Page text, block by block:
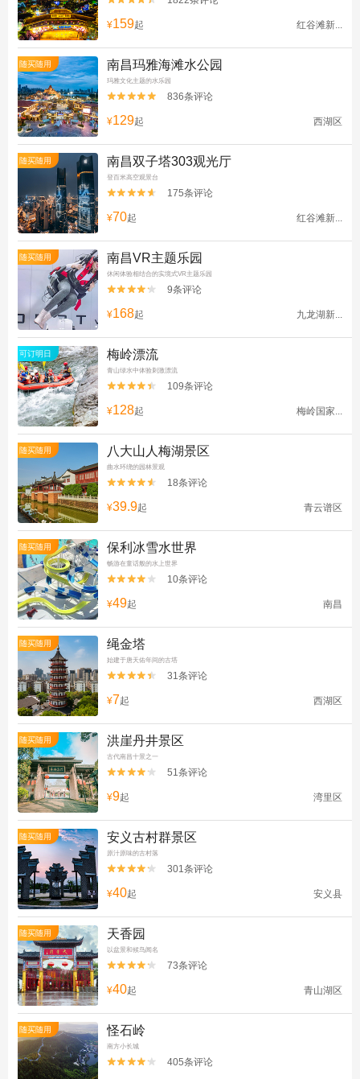
¥159起 红谷滩新...
随买随用 南昌玛雅海滩水公园
玛雅文化主题的水乐园

 836条评论
¥129起 西湖区
随买随用 南昌双子塔303观光厅
登百米高空观景台

 175条评论
¥70起 红谷滩新...
随买随用 南昌VR主题乐园
休闲体验相结合的实境式VR主题乐园

 9条评论
¥168起 九龙湖新...
可订明日 梅岭漂流
青山绿水中体验刺激漂流

 109条评论
¥128起 梅岭国家...
随买随用 八大山人梅湖景区
曲水环绕的园林景观

 18条评论
¥39.9起 青云谱区
随买随用 保利冰雪水世界
畅游在童话般的水上世界

 10条评论
¥49起 南昌
随买随用 绳金塔
始建于唐天佑年间的古塔

 31条评论
¥7起 西湖区
随买随用 洪崖丹井景区
古代南昌十景之一

 51条评论
¥9起 湾里区
随买随用 安义古村群景区
原汁原味的古村落

 301条评论
¥40起 安义县
随买随用 天香园
以盆景和候鸟闻名

 73条评论
¥40起 青山湖区
随买随用 怪石岭
南方小长城

 405条评论